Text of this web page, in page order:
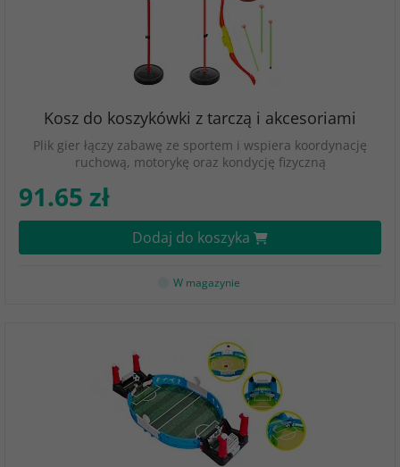
Kosz do koszykówki z tarczą i akcesoriami
Plik gier łączy zabawę ze sportem i wspiera koordynację
ruchową, motorykę oraz kondycję fizyczną
91.65 zł
Dodaj do koszyka
W magazynie